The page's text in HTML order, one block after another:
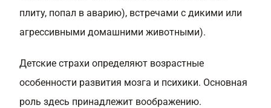
плиту, попал в аварию), встречами с дикими или
агрессивными домашними животными).
Детские страхи определяют возрастные
особенности развития мозга и психики. Основная
роль здесь принадлежит воображению.